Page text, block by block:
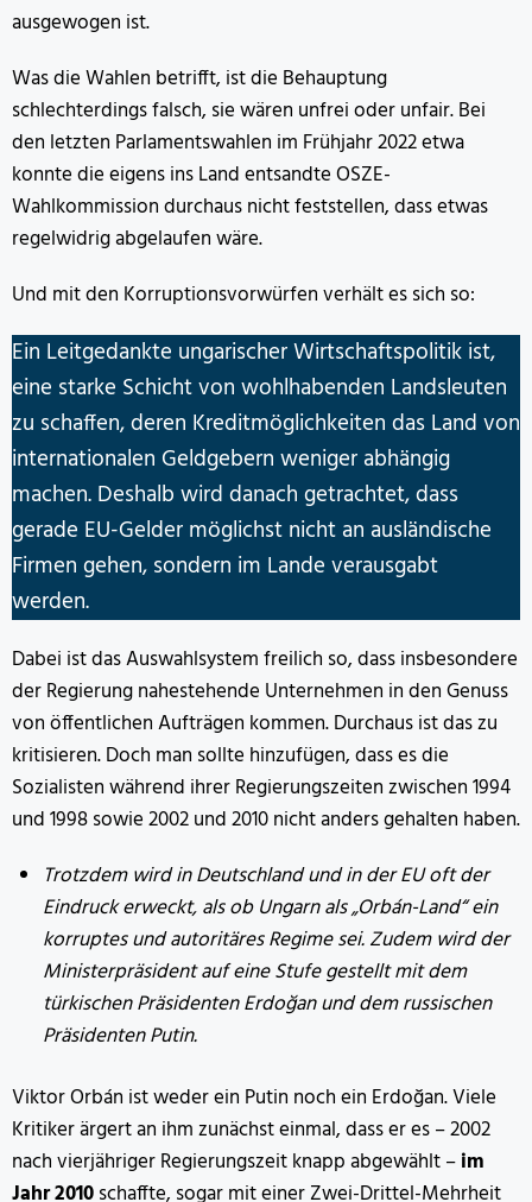
ausgewogen ist.
Was die Wahlen betrifft, ist die Behauptung
schlechterdings falsch, sie wären unfrei oder unfair. Bei
den letzten Parlamentswahlen im Frühjahr 2022 etwa
konnte die eigens ins Land entsandte OSZE-
Wahlkommission durchaus nicht feststellen, dass etwas
regelwidrig abgelaufen wäre.
Und mit den Korruptionsvorwürfen verhält es sich so:
Ein Leitgedankte ungarischer Wirtschaftspolitik ist,
eine starke Schicht von wohlhabenden Landsleuten
zu schaffen, deren Kreditmöglichkeiten das Land von
internationalen Geldgebern weniger abhängig
machen. Deshalb wird danach getrachtet, dass
gerade EU-Gelder möglichst nicht an ausländische
Firmen gehen, sondern im Lande verausgabt
werden.
Dabei ist das Auswahlsystem freilich so, dass insbesondere
der Regierung nahestehende Unternehmen in den Genuss
von öffentlichen Aufträgen kommen. Durchaus ist das zu
kritisieren. Doch man sollte hinzufügen, dass es die
Sozialisten während ihrer Regierungszeiten zwischen 1994
und 1998 sowie 2002 und 2010 nicht anders gehalten haben.
Trotzdem wird in Deutschland und in der EU oft der
Eindruck erweckt, als ob Ungarn als „Orbán-Land“ ein
korruptes und autoritäres Regime sei. Zudem wird der
Ministerpräsident auf eine Stufe gestellt mit dem
türkischen Präsidenten Erdoğan und dem russischen
Präsidenten Putin.
Viktor Orbán ist weder ein Putin noch ein Erdoğan. Viele
Kritiker ärgert an ihm zunächst einmal, dass er es – 2002
nach vierjähriger Regierungszeit knapp abgewählt –im
Jahr 2010schaffte, sogar mit einer Zwei-Drittel-Mehrheit